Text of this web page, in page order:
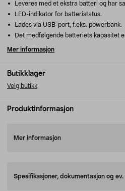
Butikklager
Velg butikk
Leveres med et ekstra batteri og har
LED-indikator for batteristatus.
Lades via USB-port, f.eks. powerbank.
Det medfølgende batteriets kapasitet
Mer informasjon
Produktinformasjon
Mer informasjon
Spesifikasjoner, dokumentasjon og